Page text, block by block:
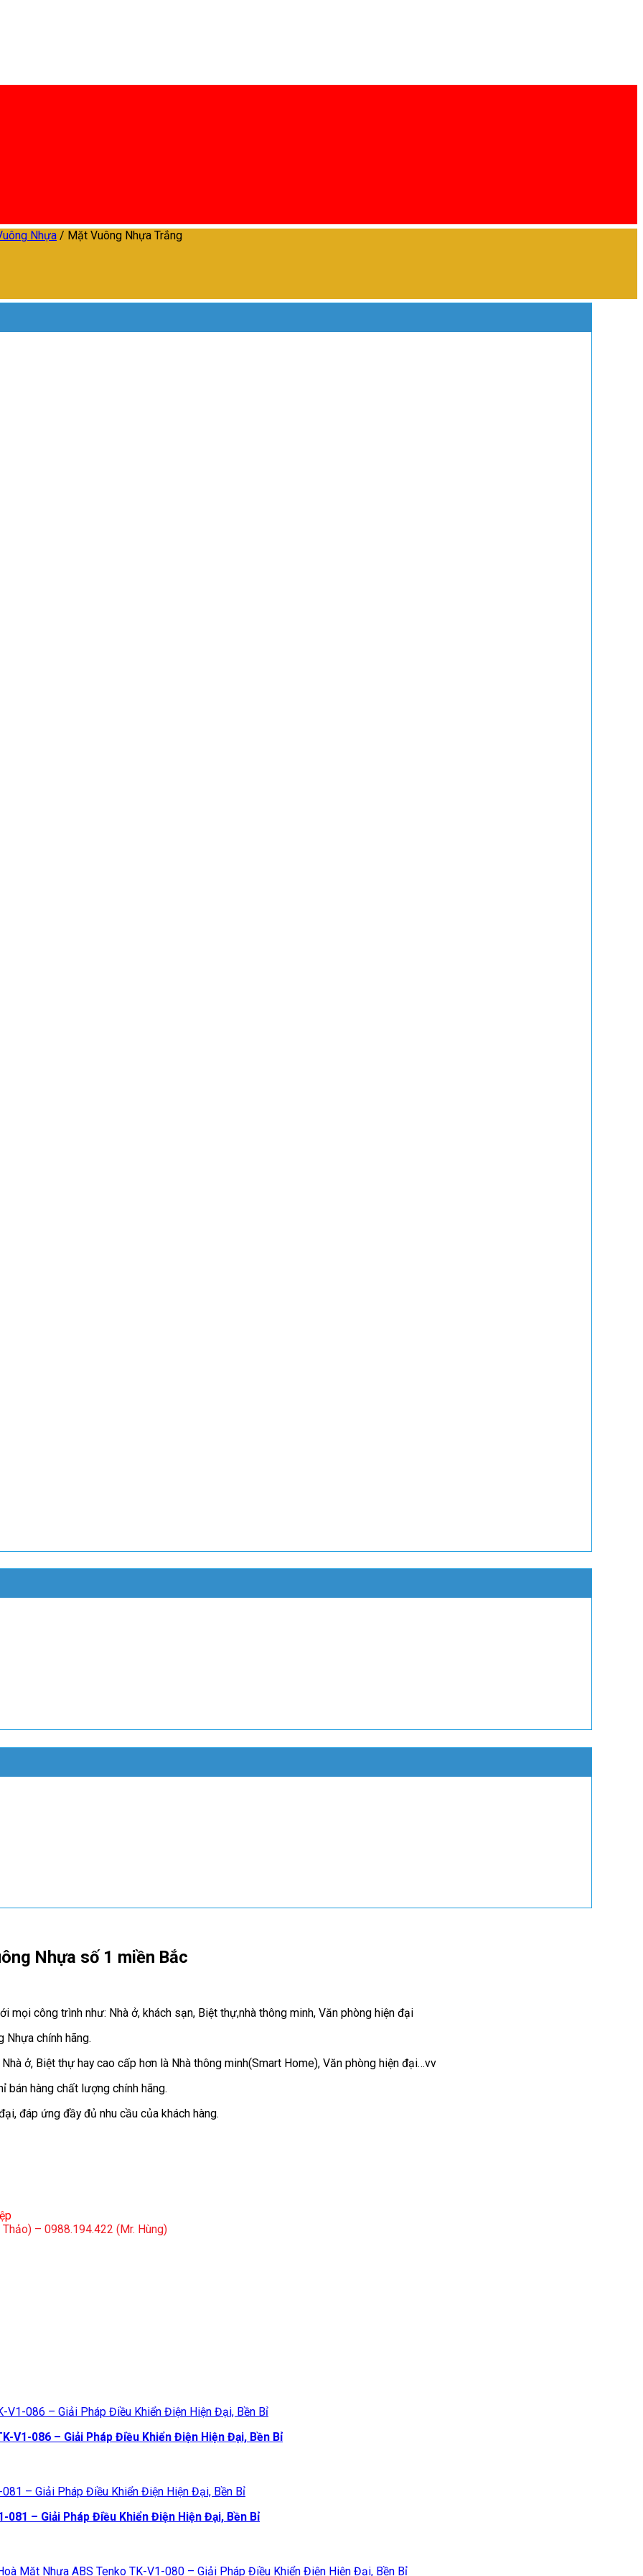
Nhựa / Mặt Vuông Nhựa Trắng
Nhựa số 1 miền Bắc
mọi công trình như: Nhà ở, khách sạn, Biệt thự,nhà thông minh, Văn phòng hiện đại
Nhựa chính hãng.
ở, Biệt thự hay cao cấp hơn là Nhà thông minh(Smart Home), Văn phòng hiện đại…vv
bán hàng chất lượng chính hãng.
đáp ứng đầy đủ nhu cầu của khách hàng.
– 0988.194.422 (Mr. Hùng)
V1-086 – Giải Pháp Điều Khiển Điện Hiện Đại, Bền Bỉ
– Giải Pháp Điều Khiển Điện Hiện Đại, Bền Bỉ